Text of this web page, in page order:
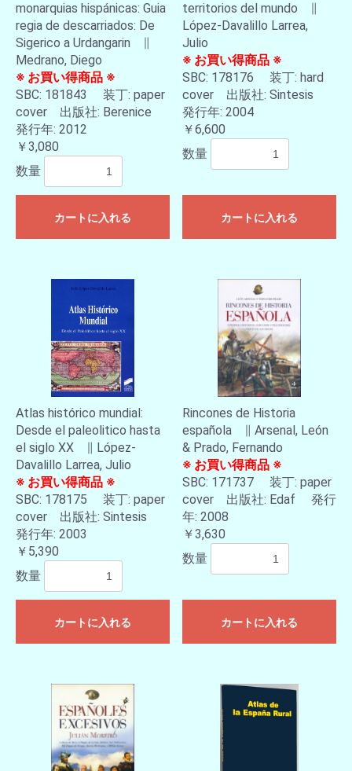
monarquias hispánicas: Guia
regia de descarriados: De
Sigerico a Urdangarin ∥
Medrano, Diego
※ お買い得商品 ※
SBC: 181843 装丁: paper
cover 出版社: Berenice
発行年: 2012
￥3,080
数量
カートに入れる
territorios del mundo ∥
López-Davalillo Larrea,
Julio
※ お買い得商品 ※
SBC: 178176 装丁: hard
cover 出版社: Sintesis
発行年: 2004
￥6,600
数量
カートに入れる
Atlas histórico mundial:
Desde el paleolitico hasta
el siglo XX ∥ López-
Davalillo Larrea, Julio
※ お買い得商品 ※
SBC: 178175 装丁: paper
cover 出版社: Sintesis
発行年: 2003
￥5,390
数量
カートに入れる
Rincones de Historia
española ∥ Arsenal, León
& Prado, Fernando
※ お買い得商品 ※
SBC: 171737 装丁: paper
cover 出版社: Edaf 発行
年: 2008
￥3,630
数量
カートに入れる
お買い物を続ける カートへ進む